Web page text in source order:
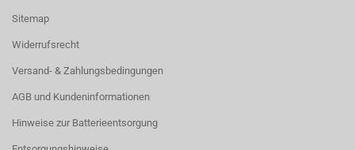
Sitemap
Widerrufsrecht
Versand- & Zahlungsbedingungen
AGB und Kundeninformationen
Hinweise zur Batterieentsorgung